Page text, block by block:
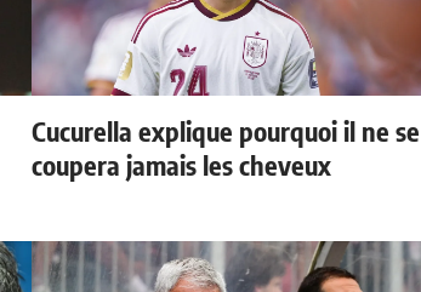
Cucurella explique pourquoi il ne se
coupera jamais les cheveux